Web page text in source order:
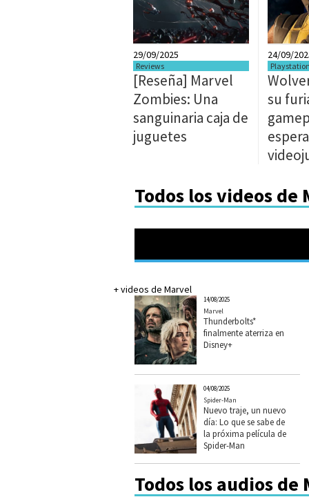
29/09/2025
Reviews
[Reseña] Marvel
Zombies: Una
sanguinaria caja de
juguetes
24/09/
su
Todos los videos de
+ videos de Marvel
14/08/2025
Marvel
Thunderbolts*
finalmente aterriza en
Disney+
04/08/2025
Spider-Man
Nuevo traje, un nuevo
día: Lo que se sabe de
la próxima película de
Spider-Man
Todos los audios de